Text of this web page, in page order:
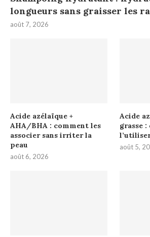
longueurs sans graisser les
août 7, 2026
Acide azélaïque +
AHA/BHA : comment les
associer sans irriter la
peau
août 6, 2026
Acide
grasse
août 5,